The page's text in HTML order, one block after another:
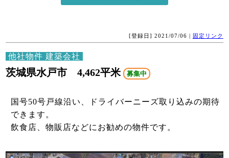
[登録日] 2021/07/06 | 固定リンク
他社物件 建築会社
茨城県水戸市 4,462平米 募集中
国号50号戸線沿い、ドライバーニーズ取り込みの期待
できます。
飲食店、物販店などにお勧めの物件です。